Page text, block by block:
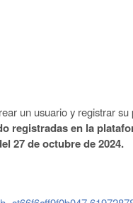
un usuarioy registrarsu
registradas en la
27 de octubre de 2024.